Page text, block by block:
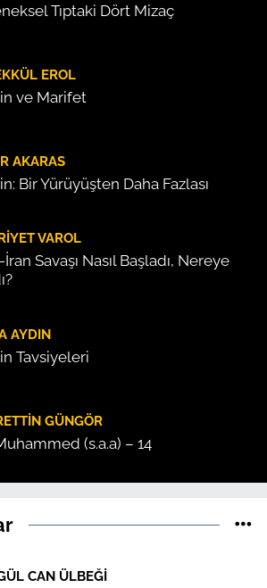
Tıptaki Dört Mizaç
EROL
ve Marifet
AKARAS
Bir Yürüyüşten Daha Fazlası
VAROL
Savaşı Nasıl Başladı, Nereye
AYDIN
Tavsiyeleri
GÜNGÖR
(s.a.a) – 14
CAN ÜLBEĞI